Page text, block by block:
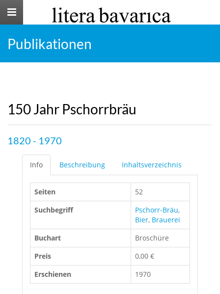
Toggle
Publikationen
150 Jahr Pschorrbräu
1820 - 1970
Info Beschreibung Inhaltsverzeichnis
Seiten
52
Suchbegriff
Pschorr-Bräu,
Bier, Brauerei
Buchart
Broschüre
Preis
0,00 €
Erschienen
1970